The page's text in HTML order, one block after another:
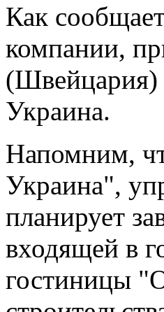
Как
компании,
(Швейцария)
Украина.
Напомним,
Украина",
планирует
входящей в
гостиницы